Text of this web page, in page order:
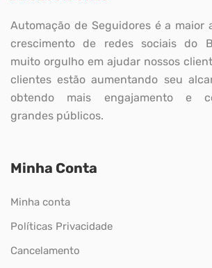
Automação de Seguidores é a maior
crescimento de redes sociais do
muito orgulho em ajudar nossos
clientes estão aumentando seu
obtendo mais engajamento e
grandes públicos.
Minha Conta
Minha conta
Políticas Privacidade
Cancelamento